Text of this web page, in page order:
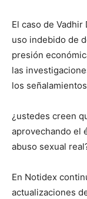
El caso de
uso indebido de
presión
las
los
¿ustedes creen
aprovechando el
abuso sexual
En Notidex
actualizaciones